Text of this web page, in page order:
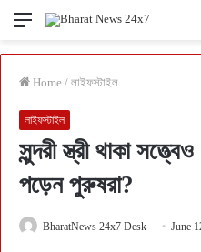
Menu
Home / লাইফস্টাইল
লাইফস্টাইল
সুন্দরী স্ত্রী থাকা
পড়েন পুরুষরা?
BharatNews 24x7 Desk June